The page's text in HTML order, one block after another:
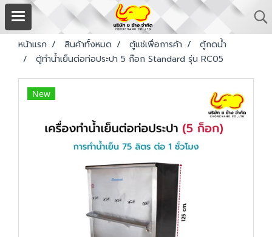
หน้าแรก สินค้าทั้งหมด ตู้แช่เพื่อการค้า
ตู้กดน้ำ
ตู้ทำน้ำเย็นต่อท่อประปา 5 ก๊อก Standard รุ่น RC05
New